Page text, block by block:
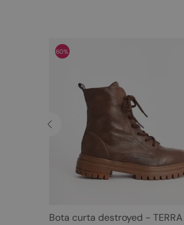
60%
Bota curta destroyed - TERRA